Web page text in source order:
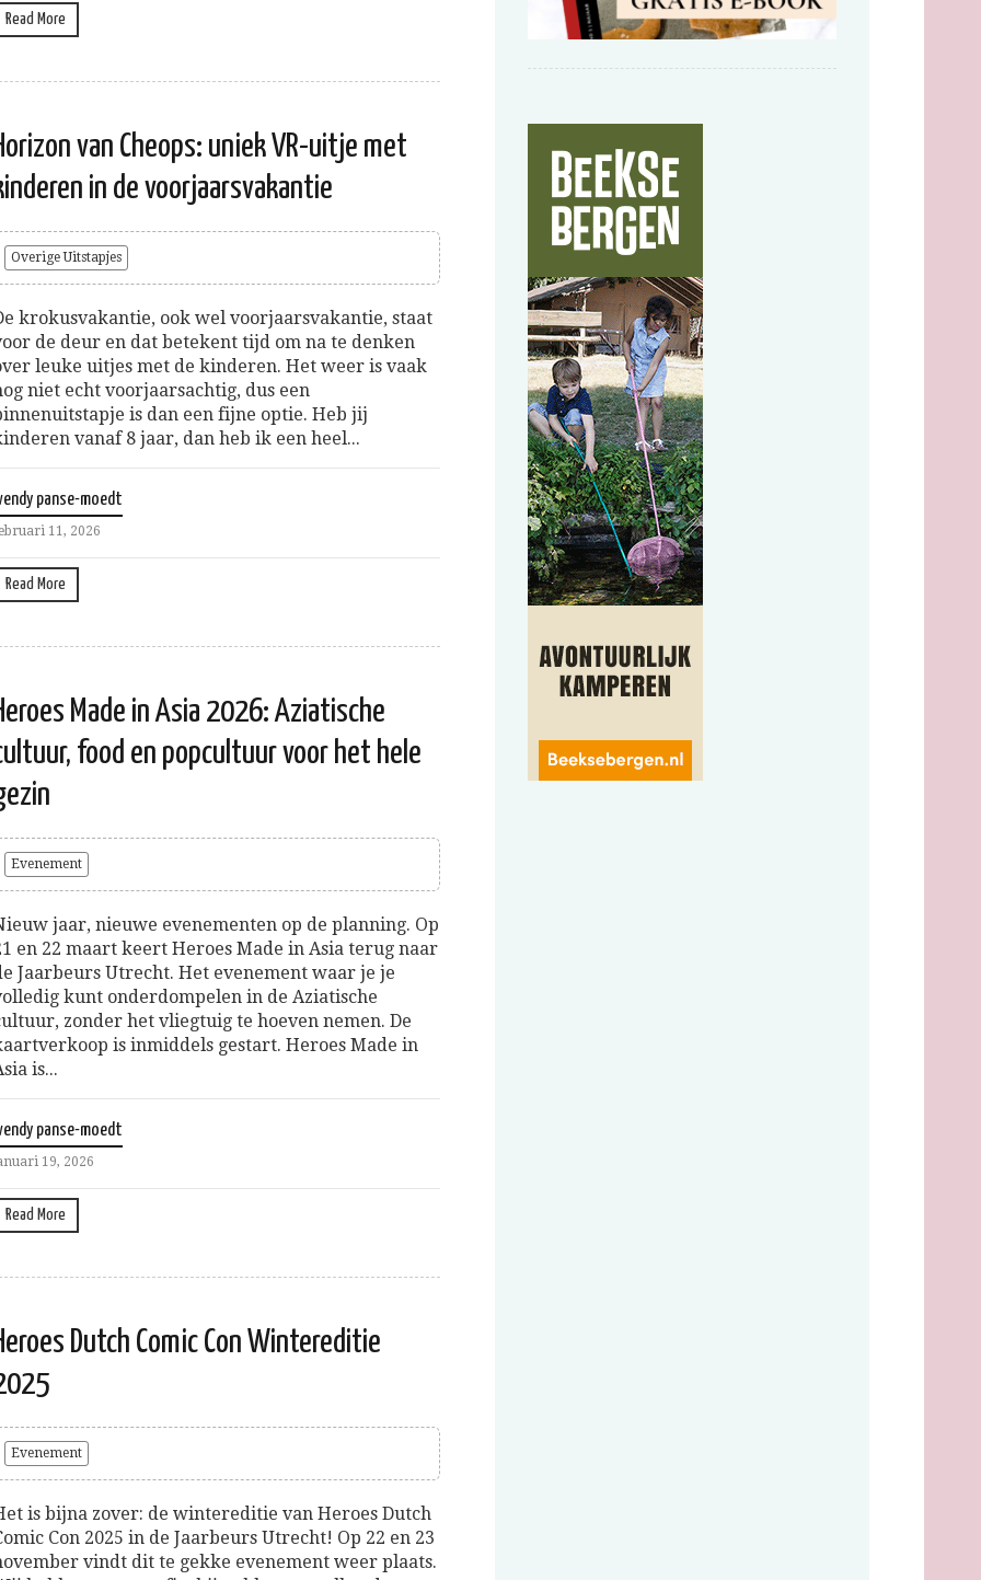
Read More
van Cheops: uniek VR-uitje met
in de voorjaarsvakantie
Overige Uitstapjes
krokusvakantie, ook wel voorjaarsvakantie, staat
de deur en dat betekent tijd om na te denken
leuke uitjes met de kinderen. Het weer is vaak
niet echt voorjaarsachtig, dus een
is dan een fijne optie. Heb jij
vanaf 8 jaar, dan heb ik een heel...
panse-moedt
11, 2026
Read More
Made in Asia 2026: Aziatische
food en popcultuur voor het hele
Evenement
jaar, nieuwe evenementen op de planning. Op
en 22 maart keert Heroes Made in Asia terug naar
Jaarbeurs Utrecht. Het evenement waar je je
kunt onderdompelen in de Aziatische
zonder het vliegtuig te hoeven nemen. De
is inmiddels gestart. Heroes Made in
is...
panse-moedt
19, 2026
Read More
Dutch Comic Con Wintereditie
Evenement
is bijna zover: de wintereditie van Heroes Dutch
Con 2025 in de Jaarbeurs Utrecht! Op 22 en 23
vindt dit te gekke evenement weer plaats.